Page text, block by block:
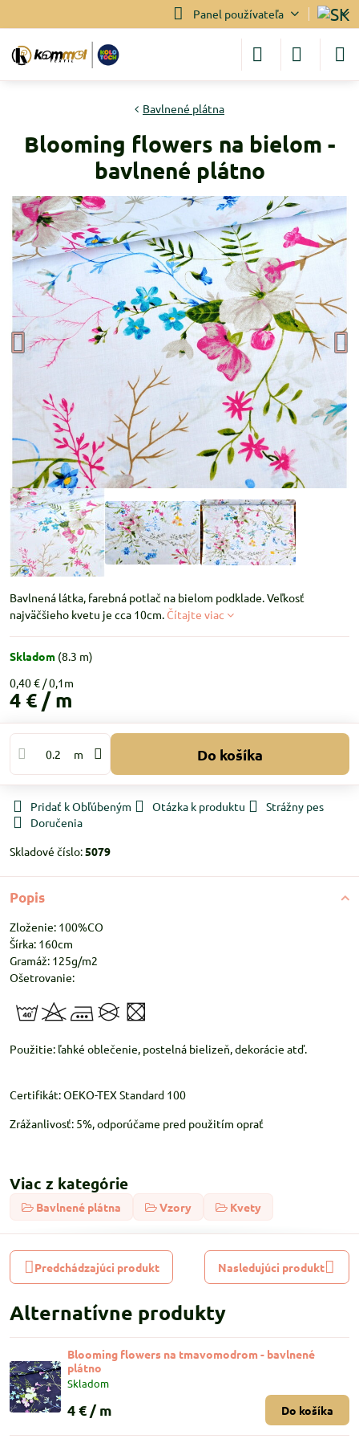
Panel používateľa
Bavlnené plátna
Blooming flowers na bielom -
bavlnené plátno
Bavlnená látka, farebná potlač na bielom podklade. Veľkosť
najväčšieho kvetu je cca 10cm. Čítajte viac
Skladom (8.3 m)
0,40 €
4 € / m
m Do košíka
Pridať k Obľúbeným Otázka k produktu
Strážny pes
Doručenia
Skladové číslo:5079
Popis
Zloženie: 100%CO
Šírka: 160cm
Gramáž: 125g/m2
Ošetrovanie:
Použitie: ľahké oblečenie, postelná bielizeň, dekorácie atď.
Certifikát: OEKO-TEX Standard 100
Zrážanlivosť: 5%, odporúčame pred použitím oprať
Viac z kategórie
Bavlnené plátna Vzory Kvety
Predchádzajúci produkt Nasledujúci produkt
Alternatívne produkty
Blooming flowers na tmavomodrom - bavlnené
plátno
Skladom
4 € / m Do košíka